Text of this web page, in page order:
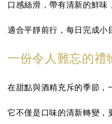
口感絲滑，帶有清新的鮮味
適合平靜前行，每日完成小
一份令人難忘的禮
在甜點與酒精充斥的季節，
它不僅是口味的清新轉變，